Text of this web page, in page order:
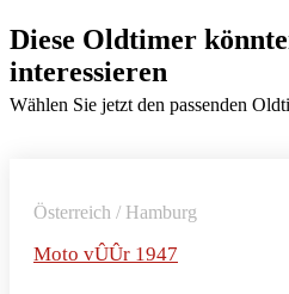
Diese Oldtimer
interessieren
Wählen Sie jetzt den passenden
Österreich / Hamburg
Moto vÛÛr 1947